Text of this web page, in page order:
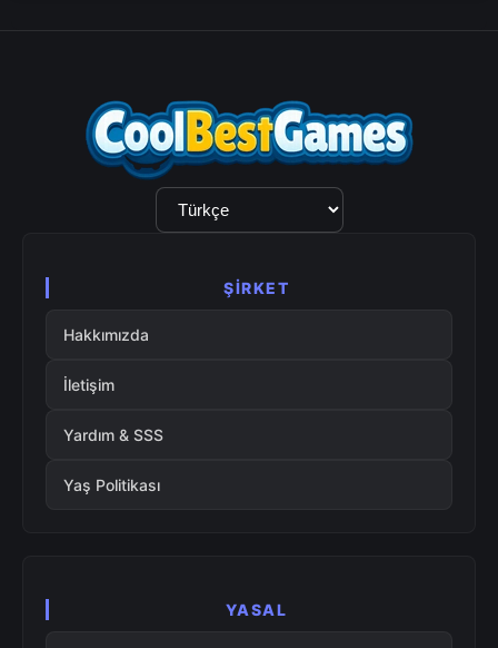
Dil
Seçimi
ŞIRKET
Hakkımızda
İletişim
Yardım & SSS
Yaş Politikası
YASAL